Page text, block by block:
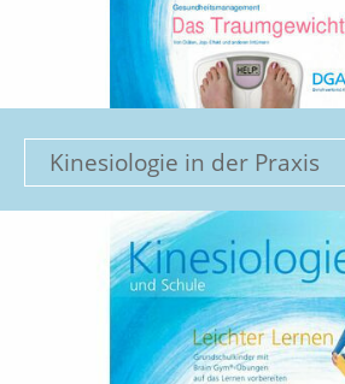
Kinesiologie in der Praxis